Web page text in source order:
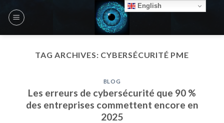
TAG ARCHIVES: CYBERSÉCURITÉ PME
BLOG
Les erreurs de cybersécurité que 90 %
des entreprises commettent encore en
2025
English